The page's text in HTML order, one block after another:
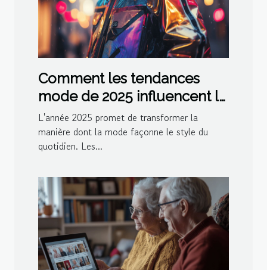
Comment les tendances
mode de 2025 influencent le
style quotidien
L'année 2025 promet de transformer la
manière dont la mode façonne le style du
quotidien. Les...